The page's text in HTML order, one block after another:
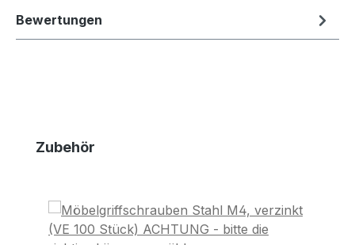
Bewertungen
Produktgalerie überspringen
Zubehör